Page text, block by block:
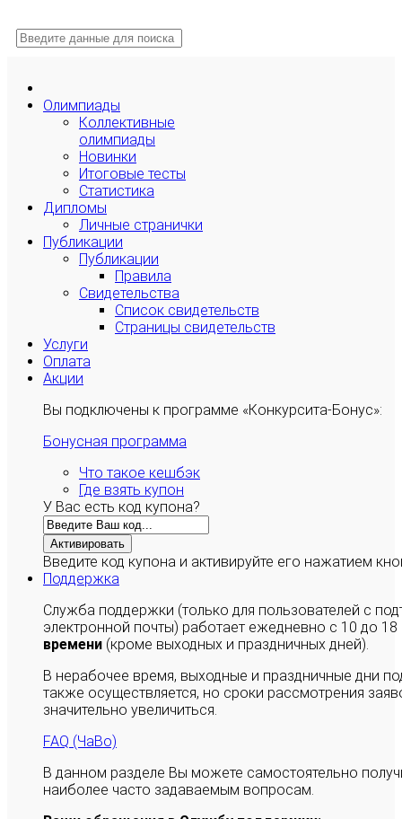
Олимпиады
Коллективные
олимпиады
Новинки
Итоговые тесты
Статистика
Дипломы
Личные странички
Публикации
Публикации
Правила
Свидетельства
Список свидетельств
Страницы свидетельств
Услуги
Оплата
Акции
Вы подключены к программе «Конкурсита-Бонус»:
Бонусная программа
Что такое кешбэк
Где взять купон
У Вас есть код купона?
Активировать
Введите код купона и активируйте его нажатием
Поддержка
Служба поддержки (только для пользователей с
электронной почты) работает ежедневно с 10 до
времени (кроме выходных и праздничных дней).
В нерабочее время, выходные и праздничные дни
также осуществляется, но сроки рассмотрения
значительно увеличиться.
FAQ (ЧаВо)
В данном разделе Вы можете самостоятельно
наиболее часто задаваемым вопросам.